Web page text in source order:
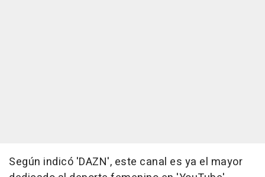
Según indicó 'DAZN', este canal es ya el mayor